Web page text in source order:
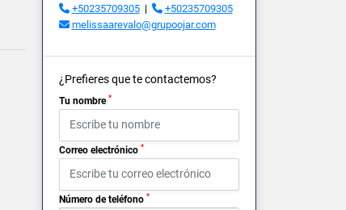
+50235709305|
+50235709305
melissaarevalo@grupoojar.com
¿Prefieres que te contactemos?
Tu nombre *
Correo electrónico *
Número de teléfono *